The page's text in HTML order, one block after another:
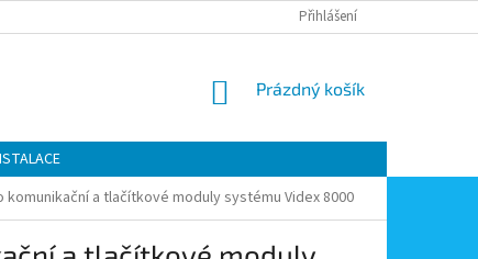
OSOBNÍCH ÚDAJŮ MOJE OBJEDNÁVKA
Přihlášení
NÁKUPNÍ
Prázdný košík
a tlačítkové moduly systému Videx 8000